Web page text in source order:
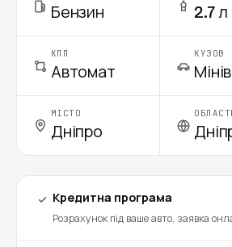
Бензин 2.7 л
КПП
Автомат
КУЗОВ
МІСТО
Дніпро
Кредитна програма
Розрахунок під ваше авто, заявка